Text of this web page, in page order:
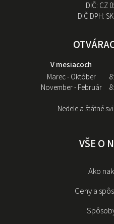
DIČ: CZ
DIČ DPH:
V mesiacoch
Marec - Október
November - Február
Nedele a štátné
VŠE O
Ako
Ceny a